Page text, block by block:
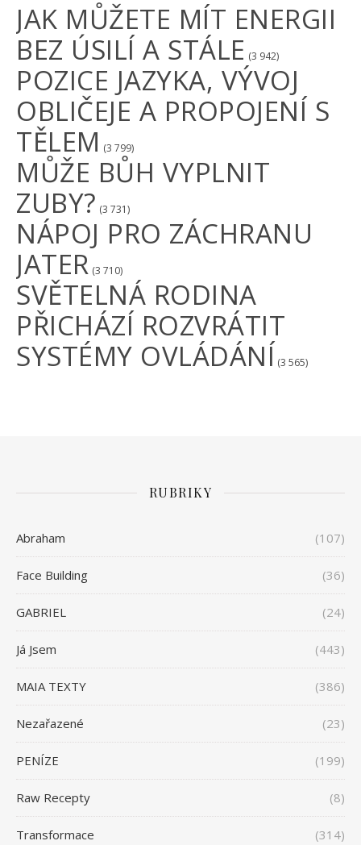
JAK MŮŽETE MÍT ENERGII
BEZ ÚSILÍ A STÁLE (3 942)
POZICE JAZYKA, VÝVOJ
OBLIČEJE A PROPOJENÍ S
TĚLEM (3 799)
MŮŽE BŮH VYPLNIT
ZUBY? (3 731)
NÁPOJ PRO ZÁCHRANU
JATER (3 710)
SVĚTELNÁ RODINA
PŘICHÁZÍ ROZVRÁTIT
SYSTÉMY OVLÁDÁNÍ (3 565)
RUBRIKY
Abraham (107)
Face Building (36)
GABRIEL (24)
Já Jsem (443)
MAIA TEXTY (386)
Nezařazené (23)
PENÍZE (199)
Raw Recepty (8)
Transformace (314)